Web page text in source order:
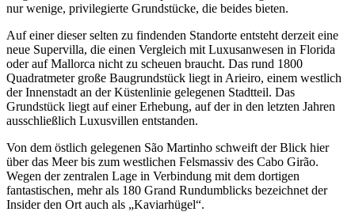
nur wenige, privilegierte Grundstücke, die beides bieten.
Auf einer dieser selten zu findenden Standorte entsteht derzeit eine
neue Supervilla, die einen Vergleich mit Luxusanwesen in Florida
oder auf Mallorca nicht zu scheuen braucht. Das rund 1800
Quadratmeter große Baugrundstück liegt in Arieiro, einem westlich
der Innenstadt an der Küstenlinie gelegenen Stadtteil. Das
Grundstück liegt auf einer Erhebung, auf der in den letzten Jahren
ausschließlich Luxusvillen entstanden.
Von dem östlich gelegenen São Martinho schweift der Blick hier
über das Meer bis zum westlichen Felsmassiv des Cabo Girão.
Wegen der zentralen Lage in Verbindung mit dem dortigen
fantastischen, mehr als 180 Grand Rundumblicks bezeichnet der
Insider den Ort auch als „Kaviarhügel“.